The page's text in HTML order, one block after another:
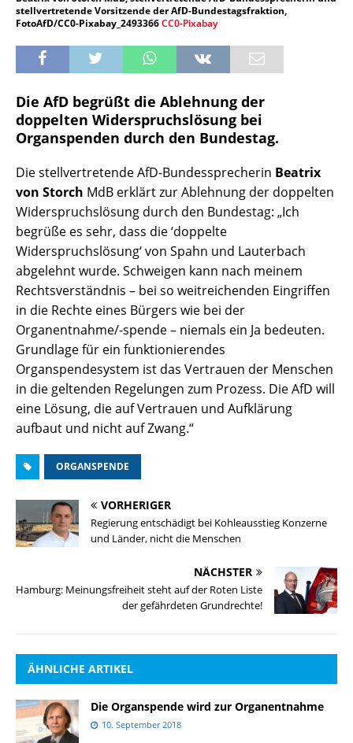
stellvertretende Vorsitzende der AfD-Bundestagsfraktion,
FotoAfD/CC0-Pixabay_2493366CC0-Pixabay
Die AfD begrüßt die Ablehnung der
doppelten Widerspruchslösung bei
Organspenden durch den Bundestag.
Die stellvertretende AfD-Bundessprecherin Beatrix
von Storch MdB erklärt zur Ablehnung der doppelten
Widerspruchslösung durch den Bundestag: „Ich
begrüße es sehr, dass die ‘doppelte
Widerspruchslösung‘ von Spahn und Lauterbach
abgelehnt wurde. Schweigen kann nach meinem
Rechtsverständnis – bei so weitreichenden Eingriffen
in die Rechte eines Bürgers wie bei der
Organentnahme/-spende – niemals ein Ja bedeuten.
Grundlage für ein funktionierendes
Organspendesystem ist das Vertrauen der Menschen
in die geltenden Regelungen zum Prozess. Die AfD will
eine Lösung, die auf Vertrauen und Aufklärung
aufbaut und nicht auf Zwang.“
ORGANSPENDE
VORHERIGER
Regierung entschädigt bei Kohleausstieg Konzerne
und Länder, nicht die Menschen
NÄCHSTER
Hamburg: Meinungsfreiheit steht auf der Roten Liste
der gefährdeten Grundrechte!
ÄHNLICHE ARTIKEL
Die Organspende wird zur Organentnahme
10. September 2018